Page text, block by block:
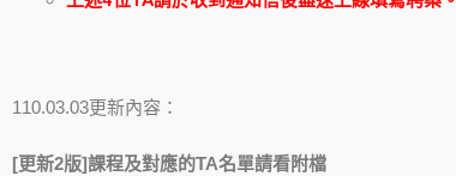
110.03.03更新內容：
[更新2版]課程及對應的TA名單請看附檔